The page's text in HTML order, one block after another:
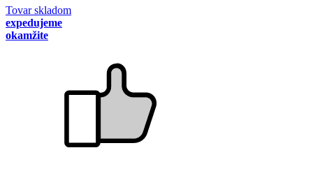
Tovar skladom
expedujeme
okamžite